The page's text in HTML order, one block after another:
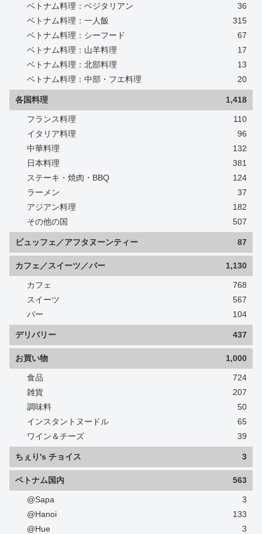
ベトナム料理：ベジタリアン
36
ベトナム料理：一人飯
315
ベトナム料理：シーフード
67
ベトナム料理：山羊料理
17
ベトナム料理：北部料理
13
ベトナム料理：中部・フエ料理
20
各国料理 1,418
フランス料理
110
イタリア料理
96
中華料理
132
日本料理
381
ステーキ・焼肉・BBQ
124
ラーメン
37
アジアン料理
182
その他の国
507
ビュッフェ／アフタヌーンティー 87
カフェ／スイーツ／バー 1,130
カフェ
768
スイーツ
567
バー
104
デリバリー 437
お買い物 1,000
食品
724
雑貨
207
調味料
50
インスタントヌードル
65
ワイン＆チーズ
39
ちぇり's チョイス 3
ベトナム国内 563
@Sapa
3
@Hanoi
133
@Hue
3